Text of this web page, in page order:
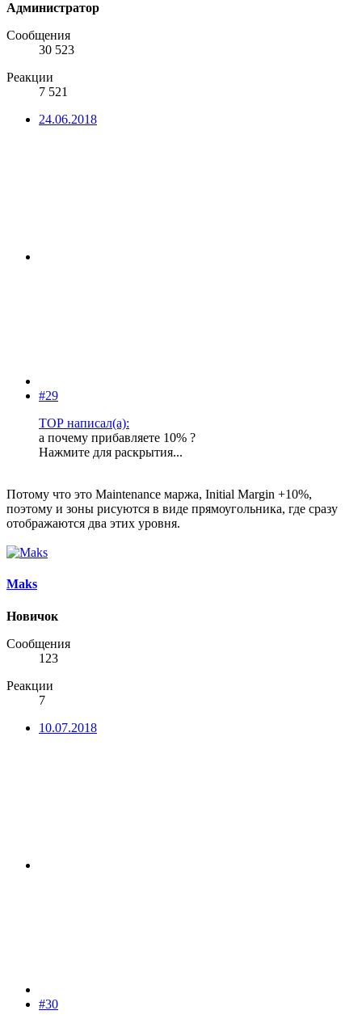
Администратор
Сообщения
30 523
Реакции
7 521
24.06.2018
#29
ТОР написал(а):
а почему прибавляете 10% ?
Нажмите для раскрытия...
Потому что это Maintenance маржа, Initial Margin +10%,
поэтому и зоны рисуются в виде прямоугольника, где сразу
отображаются два этих уровня.
Maks
Новичок
Сообщения
123
Реакции
7
10.07.2018
#30